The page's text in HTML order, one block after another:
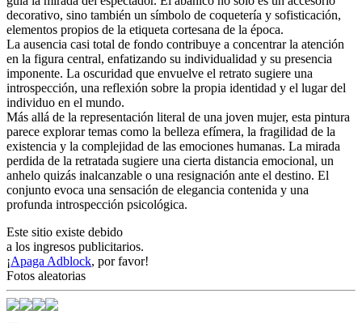
decorativo, sino también un símbolo de coquetería y sofisticación,
elementos propios de la etiqueta cortesana de la época.
La ausencia casi total de fondo contribuye a concentrar la atención
en la figura central, enfatizando su individualidad y su presencia
imponente. La oscuridad que envuelve el retrato sugiere una
introspección, una reflexión sobre la propia identidad y el lugar del
individuo en el mundo.
Más allá de la representación literal de una joven mujer, esta pintura
parece explorar temas como la belleza efímera, la fragilidad de la
existencia y la complejidad de las emociones humanas. La mirada
perdida de la retratada sugiere una cierta distancia emocional, un
anhelo quizás inalcanzable o una resignación ante el destino. El
conjunto evoca una sensación de elegancia contenida y una
profunda introspección psicológica.
Este sitio existe debido
a los ingresos publicitarios.
¡Apaga Adblock, por favor!
Fotos aleatorias